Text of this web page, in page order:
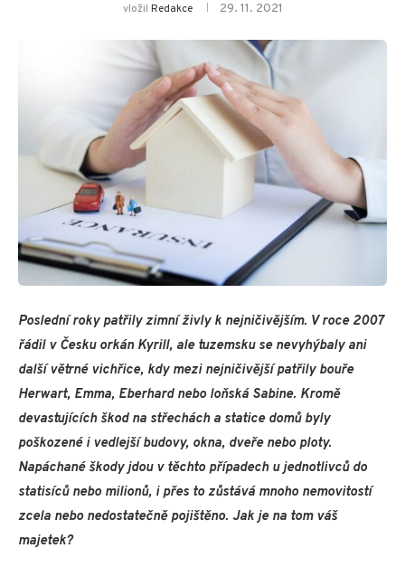
vložil Redakce 29. 11. 2021
Poslední roky patřily zimní živly k nejničivějším. V roce 2007
řádil v Česku orkán Kyrill, ale tuzemsku se nevyhýbaly ani
další větrné vichřice, kdy mezi nejničivější patřily bouře
Herwart, Emma, Eberhard nebo loňská Sabine. Kromě
devastujících škod na střechách a statice domů byly
poškozené i vedlejší budovy, okna, dveře nebo ploty.
Napáchané škody jdou v těchto případech u jednotlivců do
statisíců nebo milionů, i přes to zůstává mnoho nemovitostí
zcela nebo nedostatečně pojištěno. Jak je na tom váš
majetek?